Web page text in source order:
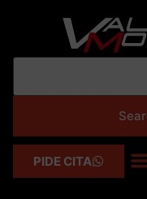
PIDE CITA